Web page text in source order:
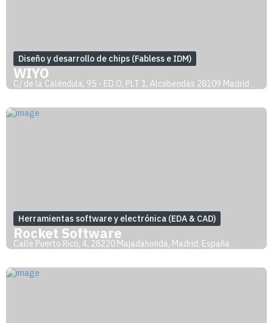
Diseño y desarrollo de chips (Fabless e IDM)
WIYO
C/ de la Caléndula, 95 - ED O, PLT 1, Alcobendas 28109 Madrid
Herramientas software y electrónica (EDA & CAD)
Rocket Software
Calle Puerto Rico, 4, 28220 Majadahonda, Madrid, España